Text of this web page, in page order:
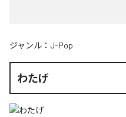
ジャンル： J-Pop
わたげ